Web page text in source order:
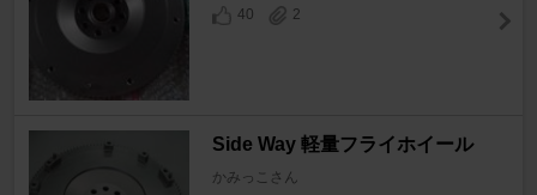
40 2
Side Way 軽量フライホイール
かみっこさん